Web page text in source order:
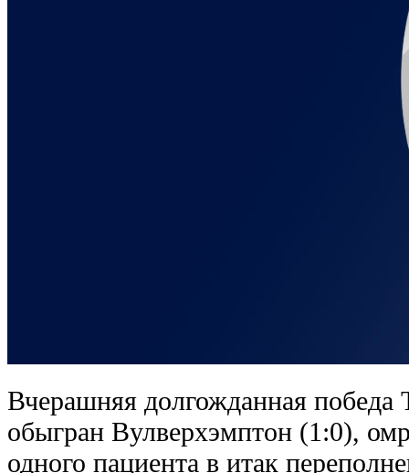
Вчерашняя долгожданная
обыгран Вулверхэмптон (1:0),
одного пациента в итак